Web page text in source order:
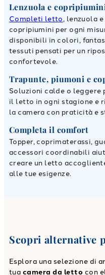
Lenzuola e
Completi letto, lenzuola e
copripiumini per ogni
disponibili in colori,
tessuti pensati per un
confortevole.
Trapunte, piumoni e
Soluzioni calde o leggere
il letto in ogni stagione e
la camera con praticità e
Completa il comfort
Topper, coprimaterassi,
accessori coordinabili
creare un letto
alle tue esigenze.
Scopri alternative
Esplora una selezione di
tua camera da letto con